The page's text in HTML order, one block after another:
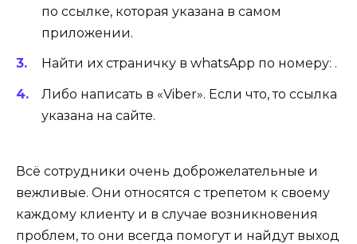
по ссылке, которая указана в самом
приложении.
Найти их страничку в whatsApp по номеру: .
Либо написать в «Viber». Если что, то ссылка
указана на сайте.
Всё сотрудники очень доброжелательные и
вежливые. Они относятся с трепетом к своему
каждому клиенту и в случае возникновения
проблем, то они всегда помогут и найдут выход